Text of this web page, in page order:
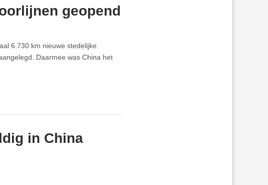
geopend
6.730 km nieuwe stedelijke
Daarmee was China het
in China